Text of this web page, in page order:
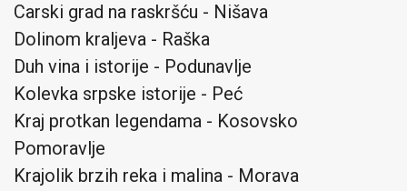
Carski grad na raskršću - Nišava
Dolinom kraljeva - Raška
Duh vina i istorije - Podunavlje
Kolevka srpske istorije - Peć
Kraj protkan legendama - Kosovsko
Pomoravlje
Krajolik brzih reka i malina - Morava